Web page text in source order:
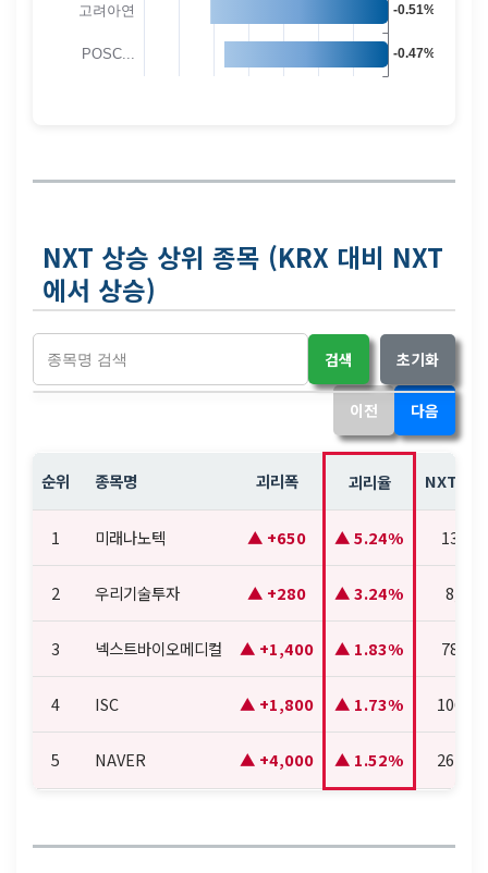
NXT 상승 상위 종목 (KRX 대비 NXT
에서 상승)
검색 초기화
이전 다음
순위 종목명 괴리폭 괴리율 NXT 현
1 미래나노텍 +650 5.24% 13,060
2 우리기술투자 +280 3.24% 8,930
3 넥스트바이오메디컬 +1,400 1.83% 78,100
4 ISC +1,800 1.73%
5 NAVER +4,000 1.52%